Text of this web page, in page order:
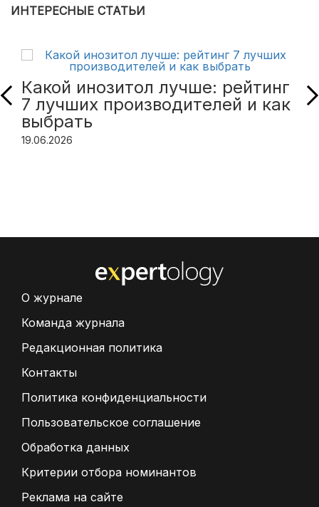
ИНТЕРЕСНЫЕ СТАТЬИ
Какой инозитол лучше: рейтинг
7 лучших производителей и как
выбрать
19.06.2026
О журнале
Команда журнала
Редакционная политика
Контакты
Политика конфиденциальности
Пользовательское соглашение
Обработка данных
Критерии отбора номинантов
Реклама на сайте